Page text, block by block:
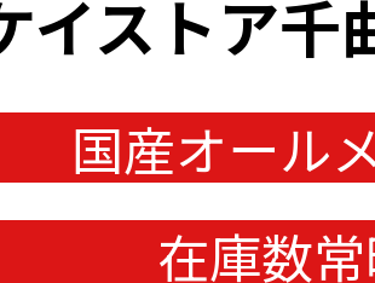
イストア千
国産オール
在庫数